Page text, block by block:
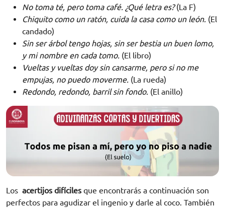
No toma té, pero toma café. ¿Qué letra es?(La F)
Chiquito como un ratón, cuida la casa como un león. (El
candado)
Sin ser árbol tengo hojas, sin ser bestia un buen lomo,
y mi nombre en cada tomo. (El libro)
Vueltas y vueltas doy sin cansarme, pero si no me
empujas, no puedo moverme. (La rueda)
Redondo, redondo, barril sin fondo. (El anillo)
Los acertijos difíciles que encontrarás a continuación son
perfectos para agudizar el ingenio y darle al coco. También